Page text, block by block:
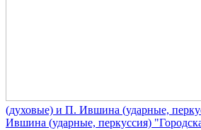
(духовые) и П. Ившина (ударные,
Ившина (ударные, перкуссия)